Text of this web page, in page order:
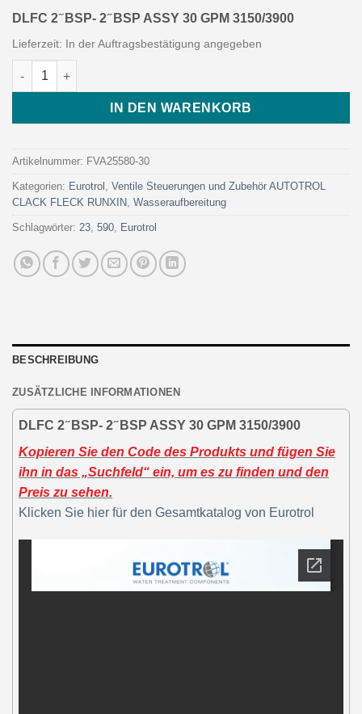
DLFC 2 ̋ BSP- 2 ̋ BSP ASSY 30 GPM 3150/3900
Lieferzeit: In der Auftragsbestätigung angegeben
DLFC 2 ̋ BSP- 2 ̋ BSP ASSY 30 GPM 3150/3900 (Art. FVA25580-
IN DEN WARENKORB
Artikelnummer: FVA25580-30
Kategorien: Eurotrol , Ventile Steuerungen und Zubehör AUTOTROL
CLACK FLECK RUNXIN, Wasseraufbereitung
Schlagwörter: 23, 590, Eurotrol
BESCHREIBUNG
ZUSÄTZLICHE INFORMATIONEN
DLFC 2 ̋ BSP- 2 ̋ BSP ASSY 30 GPM 3150/3900
Kopieren Sie den Code des Produkts und fügen Sie
ihn in das „Suchfeld“ ein, um es zu finden und den
Preis zu sehen.
Klicken Sie hier für den Gesamtkatalog von Eurotrol